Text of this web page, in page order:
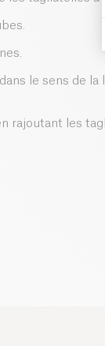
le sens de
rajoutant les